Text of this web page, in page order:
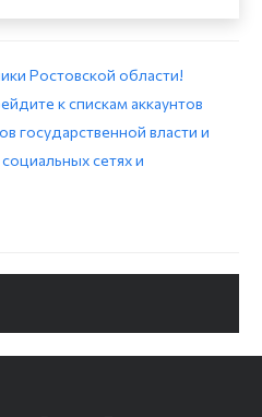
Ростовской области!
к спискам аккаунтов
государственной власти и
сетях и